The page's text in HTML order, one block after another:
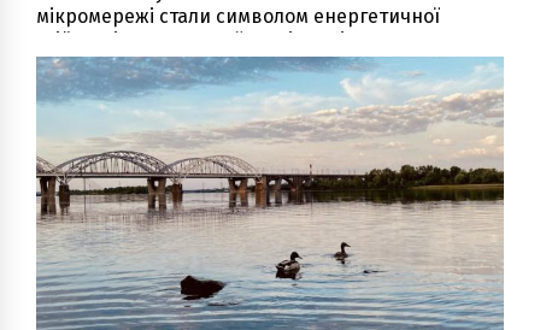
мікромережі стали символом енергетичної
сприймають лише як резерв на випадок
відключень. Насправді вони можуть бути не
витратною інфраструктурою, а довгостроковим
інвестиційним активом, що працює щодня,
приносить дохід і підвищує енергетичну
незалежність громади. Для цього не обов’язково
будувати нові об’єкти — перший крок полягає в
тому, щоб об’єднати вже наявні енергетичні
активи та підготувати громаду до співпраці з
інвесторами.